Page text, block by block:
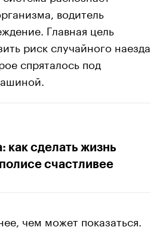
водитель
Главная цель
риск случайного наезда
спряталось под
как сделать жизнь
счастливее
чем может показаться.